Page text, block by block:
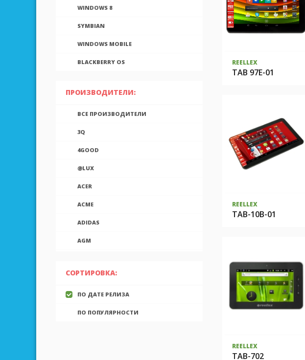
WINDOWS 8
SYMBIAN
WINDOWS MOBILE
BLACKBERRY OS
ПРОИЗВОДИТЕЛИ:
ВСЕ ПРОИЗВОДИТЕЛИ
3Q
4GOOD
@LUX
ACER
ACME
ADIDAS
AGM
AIGO
AINOL
AIRON
СОРТИРОВКА:
ПО ДАТЕ РЕЛИЗА
ПО ПОПУЛЯРНОСТИ
REELLEX
ТАВ 97E-01
REELLEX
TAB-10B-01
REELLEX
TAB-702